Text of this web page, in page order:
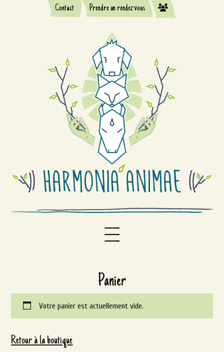
Contact Prendre un rendez-vous
Panier
Votre panier est actuellement vide.
Retour à la boutique